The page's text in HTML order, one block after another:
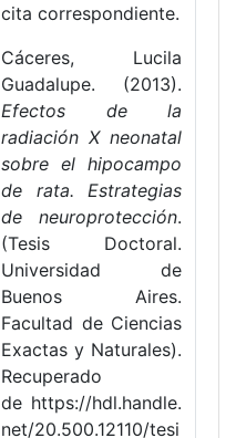
cita correspondiente.
Cáceres, Lucila
Guadalupe. (2013).
Efectos de la
radiación X neonatal
sobre el hipocampo
de rata. Estrategias
de neuroprotección.
(Tesis Doctoral.
Universidad de
Buenos Aires.
Facultad de Ciencias
Exactas y Naturales).
Recuperado
de https://hdl.handle.
net/20.500.12110/tesi